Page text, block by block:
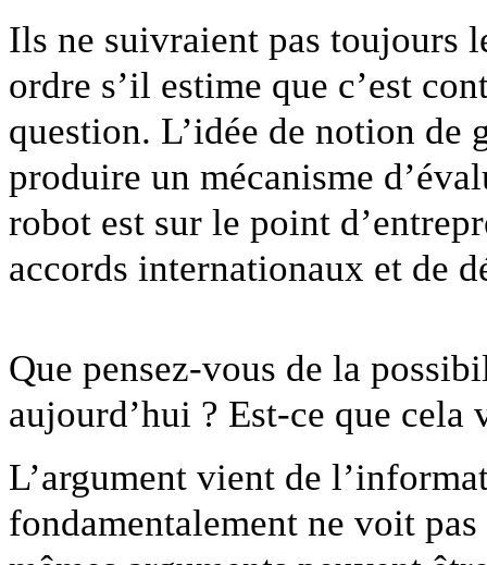
Ils ne suivraient pas toujours
ordre s’il estime que c’est
question. L’idée de notion de
produire un mécanisme
robot est sur le point
accords internationaux et de
Que pensez-vous de la
aujourd’hui ? Est-ce que cela
L’argument vient de
fondamentalement ne voit